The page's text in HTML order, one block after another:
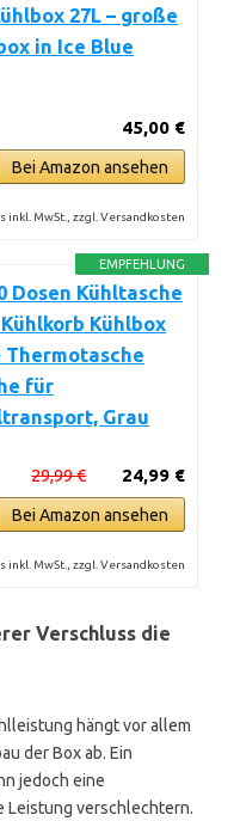
27L – große
in Ice Blue
45,00 €
Bei Amazon ansehen
inkl. MwSt., zzgl. Versandkosten
EMPFEHLUNG
Dosen Kühltasche
Kühlbox
für
Grau
24,99 €
29,99 €
Bei Amazon ansehen
inkl. MwSt., zzgl. Versandkosten
Verschluss die
hängt vor allem
der Box ab. Ein
jedoch eine
Leistung verschlechtern.